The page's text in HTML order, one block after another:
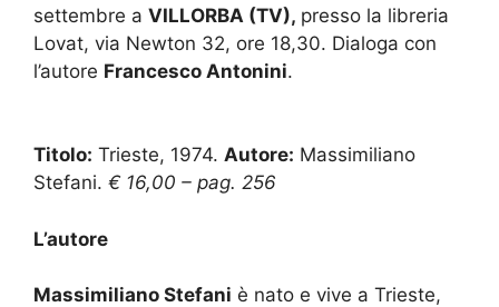
settembre a VILLORBA (TV), presso la libreria
Lovat, via Newton 32, ore 18,30. Dialoga con
l’autore Francesco Antonini.
Titolo: Trieste, 1974. Autore: Massimiliano
Stefani. € 16,00 – pag. 256
L’autore
Massimiliano Stefani è nato e vive a Trieste,